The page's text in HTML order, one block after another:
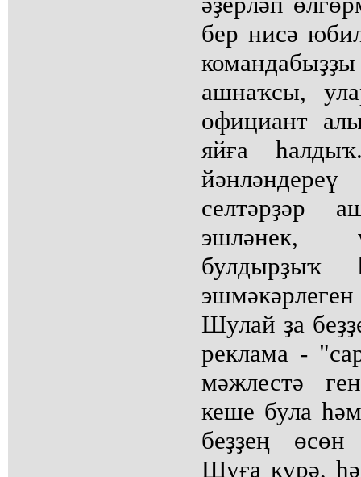
бер нисә
ашнаҡсы,
официант
яйға
селтәрҙәр
эшләнек,
Шулай ҙа
реклама -
мәжлестә
кеше була
беҙҙең өсөн
Шуға күрә,